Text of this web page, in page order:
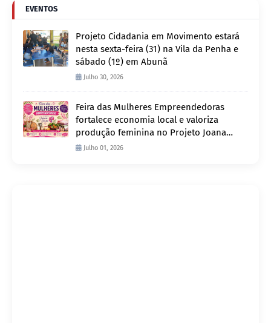
EVENTOS
Projeto Cidadania em Movimento estará
nesta sexta-feira (31) na Vila da Penha e
sábado (1º) em Abunã
Julho 30, 2026
Feira das Mulheres Empreendedoras
fortalece economia local e valoriza
produção feminina no Projeto Joana
D’ArcJulho 01, 2026